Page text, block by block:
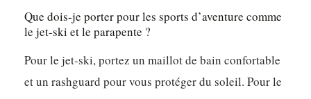
Que dois-je porter pour les sports d’aventure comme
le jet-ski et le parapente ?
Pour le jet-ski, portez un maillot de bain confortable
et un rashguard pour vous protéger du soleil. Pour le